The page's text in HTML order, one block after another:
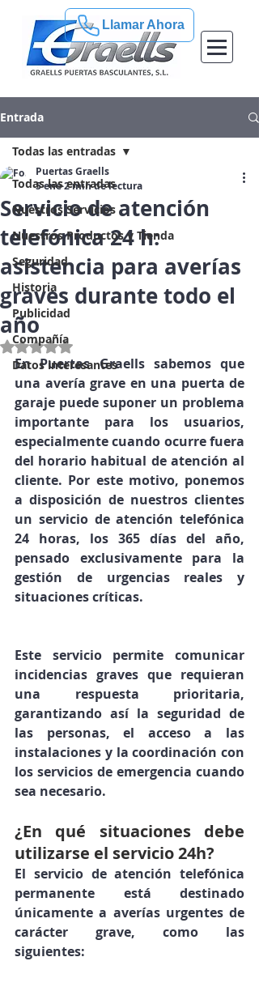
Llamar Ahora
Entrada
Todas las entradas
Nuestros Servicios
Nuestros Productos y Tienda
Seguridad
Historia
Publicidad
Compañía
Datos interesantes
Todas las entradas
Servicio de atención
telefónica 24 h:
asistencia para averías
graves durante todo el
año
Puertas Graells
5 ene2 min de lectura
Obtuvo NaN de 5 estrellas.
En Puertas Graells sabemos que
una avería grave en una puerta de
garaje puede suponer un problema
importante para los usuarios,
especialmente cuando ocurre fuera
del horario habitual de atención al
cliente. Por este motivo, ponemos
a disposición de nuestros clientes
un servicio de atención telefónica
24 horas, los 365 días del año,
pensado exclusivamente para la
gestión de urgencias reales y
situaciones críticas.
Este servicio permite comunicar
incidencias graves que requieran
una respuesta prioritaria,
garantizando así la seguridad de
las personas, el acceso a las
instalaciones y la coordinación con
los servicios de emergencia cuando
sea necesario.
¿En qué situaciones debe
utilizarse el servicio 24h?
El servicio de atención telefónica
únicamente a averías urgentes de
carácter grave, como las
siguientes: